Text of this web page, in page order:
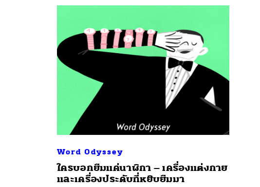
Word Odyssey
ใครบอกยืมแค่นาฬิกา – เครื่องแต่งกาย
และเครื่องประดับที่หยิบยืมมา